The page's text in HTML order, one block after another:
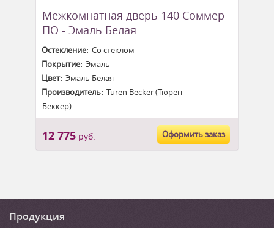
Межкомнатная дверь 140 Соммер
ПО - Эмаль Белая
Остекление:Со стеклом
Покрытие:Эмаль
Цвет:Эмаль Белая
Производитель:Turen Becker (Тюрен
Беккер)
12 775руб. Оформить заказ
Продукция